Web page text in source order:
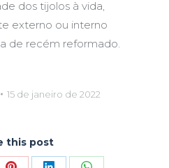
dos tijolos à vida,
externo ou interno
de recém reformado.
15 de janeiro de 2022
this post